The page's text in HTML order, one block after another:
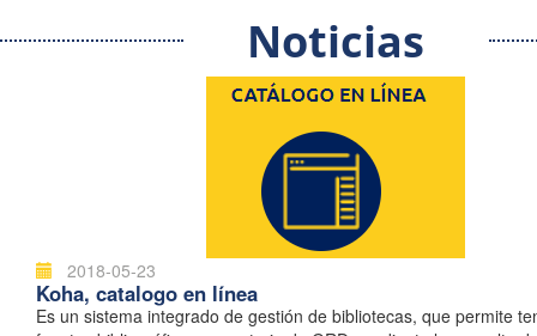
Noticias
2018-05-23
Koha, catalogo en línea
Es un sistema integrado de gestión de bibliotecas, que permite